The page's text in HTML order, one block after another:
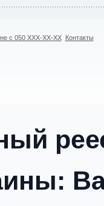
с 050 XXX-XX-XX Контакты